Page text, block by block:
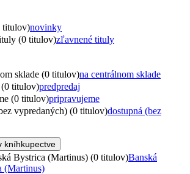
titulov)novinky
(0 titulov)zľavnené tituly
sklade (0 titulov)na centrálnom sklade
(0 titulov)predpredaj
(0 titulov)pripravujeme
vypredaných) (0 titulov)dostupná (bez
kníhkupectve
Bystrica (Martinus) (0 titulov)Banská
(Martinus)